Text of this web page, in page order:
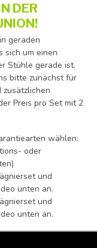
DER
geraden
sich um einen
Stühle gerade ist.
bitte zunächst für
Preis pro Set mit 2
wählen:
oder
und
unten an.
und
unten an.